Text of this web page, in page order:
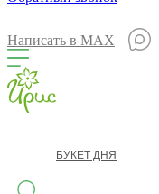
Написать в MAX
БУКЕТ ДНЯ